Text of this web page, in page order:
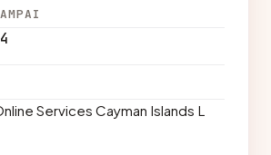
Services Cayman Islands L